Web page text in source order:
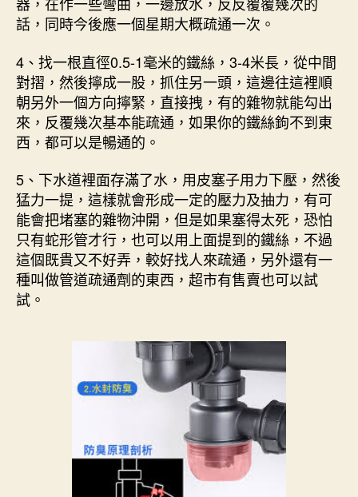
話，同時今後應一個星期大概疏通一次。
4、找一根直徑0.5-1毫米的鐵絲，3-4米長，從中間
對摺，然後擰成一股，抓住另一頭，這邊往這裡順
朝另外一個方向擰緊，直接拽，有的雜物就能勾出
來，反覆幾次基本能疏通，如果你的鐵絲鉤不到東
西，都可以是暢通的。
5、下水道裡面存滿了水，用皮塞子用力下壓，然後
猛力一提，這樣就會形成一定的壓力及抽力，有可
能會把堵塞的雜物沖開，但是如果塞得太死，恐怕
只有蛇形管才行，也可以用上面提到的鐵絲，不過
這個既貴又不好弄，較好找人來疏通，另外還有一
種叫做管道疏通劑的東西，超市有售賣也可以試
試。